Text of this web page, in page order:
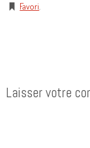
Favori
Laisser votre